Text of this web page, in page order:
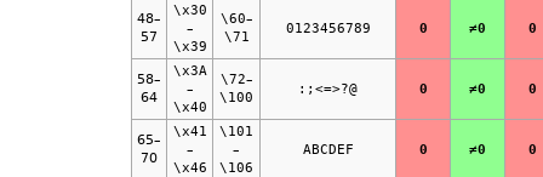
48–
57
\x30
–
\x39
\60–
\71
0123456789 0 ≠0 0
58–
64
\x3A
–
\x40
\72–
\100
:;<=>?@ 0 ≠0 0
65–
70
\x41
–
\x46
\101
–
\106
ABCDEF 0 ≠0 0